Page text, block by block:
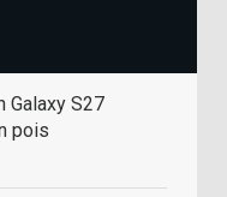
Galaxy S27
pois